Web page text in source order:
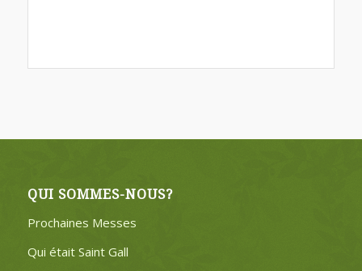
QUI SOMMES-NOUS?
Prochaines Messes
Qui était Saint Gall